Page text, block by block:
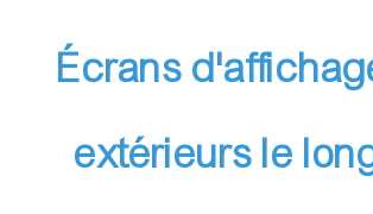
Écrans
extérieurs le